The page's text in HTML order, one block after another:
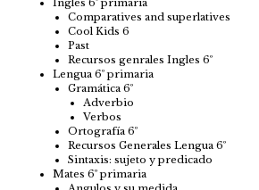
Inglés 6º primaria
Comparatives and superlatives
Cool Kids 6
Past
Recursos genrales Ingles 6º
Lengua 6º primaria
Gramática 6º
Adverbio
Verbos
Ortografía 6º
Recursos Generales Lengua 6º
Sintaxis: sujeto y predicado
Mates 6º primaria